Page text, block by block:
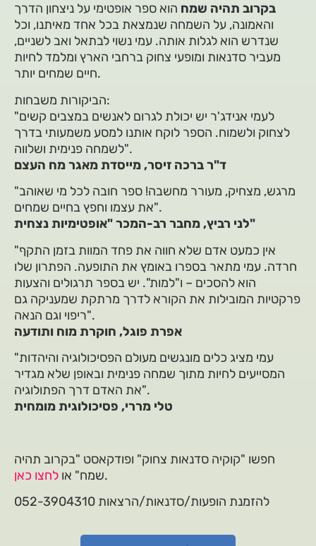
בקרוב תהיה שמח הוא ספר אופטימי על ניצחון הדרך
והאמונה, על השמחה שנמצאת בכל אחד מאיתנו, וכל
שנדרש הוא לגלות אותה. עמי נשוי לבתאל ואב לשניים,
מעביר סדנאות ומופעי צחוק ברחבי הארץ ומלמד לחיות
חיים שמחים יותר.
הביקורות משבחות:
"לעמי אנידג'ר יש יכולת לגרום לאנשים במצבים קשים
לצחוק ולשמוח. הספר לוקח אותנו למסע משמעותי בדרך
לשמחה פנימית ושלווה".
ד"ר ברכה זיסר, מייסדת מאגר מח העצם
"מרגש, מצחיק, מעורר מחשבה! ספר חובה לכל מי שאוהב
את עצמו וחפץ בחיים שמחים".
לני רביץ, מחבר רב-המכר "אופטימיות נצחית"
"אין כמעט אדם שלא חווה את פחד המוות בזמן התקף
חרדה. עמי מתאר בספרו באומץ את התופעה. הפתרון שלו
הוא להסכים – ו"למות". יש בספר תרגולים והצעות
פרקטיות המובילות את הקורא לדרך מרתקת שמעניקה גם
ריפוי וגם הנאה".
אפרת פוגל, חוקרת מוח ותודעה
"עמי מציג כלים מונגשים מעולם הפסיכולוגיה והיהדות
המסייעים לחיות מתוך שמחה פנימית ובאופן שלא מגדיר
את האדם דרך הפתולוגיה".
טלי מררי, פסיכולוגית מומחית
חפשו "קוקיה סדנאות צחוק" ופודקאסט "בקרוב תהיה
שמח" או לחצו כאן
.
להזמנת הופעות/סדנאות/הרצאות 052-3904310